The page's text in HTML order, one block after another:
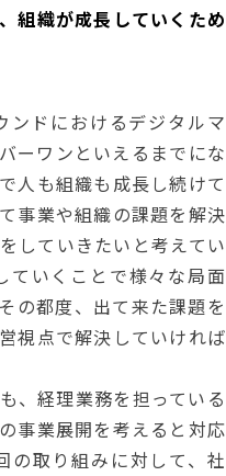
組織が成長していくため
ンドにおけるデジタルマ
ーワンといえるまでにな
人も組織も成長し続けて
事業や組織の課題を解決
していきたいと考えてい
ていくことで様々な局面
の都度、出て来た課題を
視点で解決していければ
、経理業務を担っている
事業展開を考えると対応
の取り組みに対して、社